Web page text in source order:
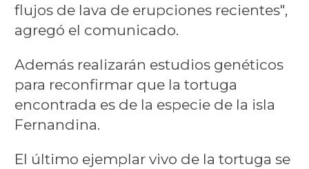
flujos de lava de erupciones recientes",
agregó el comunicado.
Además realizarán estudios genéticos
para reconfirmar que la tortuga
encontrada es de la especie de la isla
Fernandina.
El último ejemplar vivo de la tortuga se